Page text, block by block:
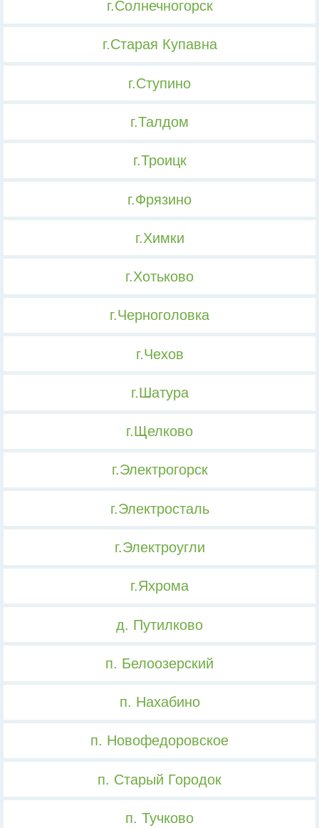
г.Солнечногорск
г.Старая Купавна
г.Ступино
г.Талдом
г.Троицк
г.Фрязино
г.Химки
г.Хотьково
г.Черноголовка
г.Чехов
г.Шатура
г.Щелково
г.Электрогорск
г.Электросталь
г.Электроугли
г.Яхрома
д. Путилково
п. Белоозерский
п. Нахабино
п. Новофедоровское
п. Старый Городок
п. Тучково